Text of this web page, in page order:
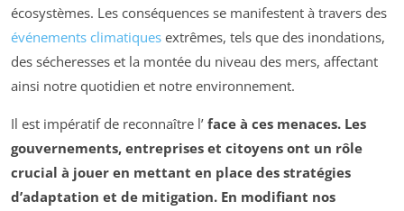
écosystèmes. Les conséquences se manifestent à travers des
événements climatiques extrêmes, tels que des inondations,
des sécheresses et la montée du niveau des mers, affectant
ainsi notre quotidien et notre environnement.
Il est impératif de reconnaître l’ face à ces menaces. Les
gouvernements, entreprises et citoyens ont un rôle
crucial à jouer en mettant en place des stratégies
d’adaptation et de mitigation. En modifiant nos